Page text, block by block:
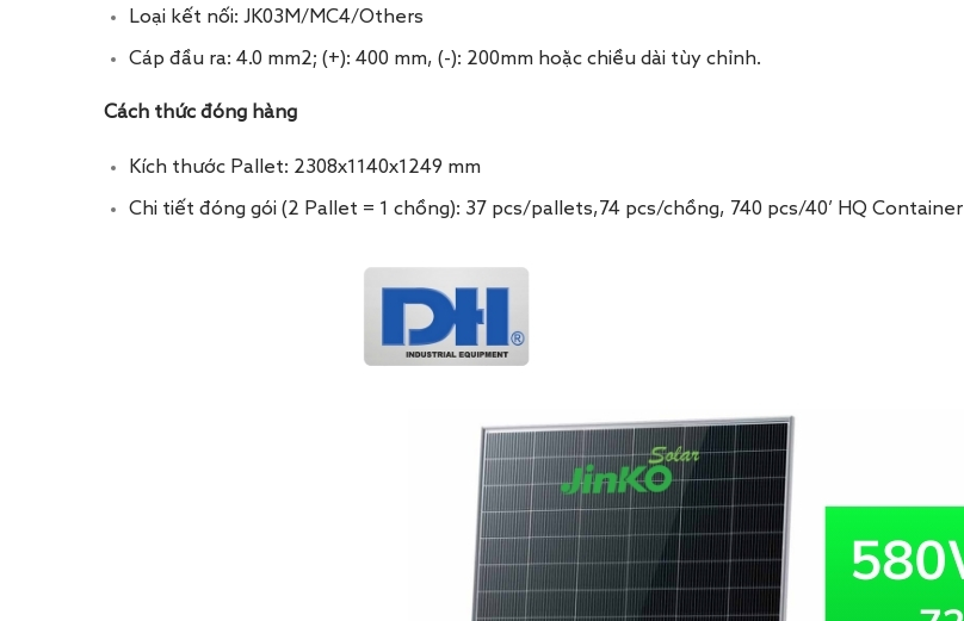
Loại kết nối: JK03M/MC4/Others
Cáp đầu ra: 4.0 mm2; (+): 400 mm, (-): 200mm hoặc chiều dài tùy chỉnh.
Cách thức đóng hàng
Kích thước Pallet: 2308x1140x1249 mm
Chi tiết đóng gói (2 Pallet = 1 chồng): 37 pcs/pallets,74 pcs/chồng, 740 pcs/40’ HQ Container